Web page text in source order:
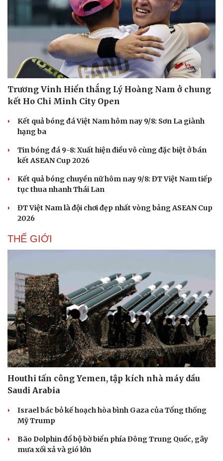
Cải chính
Trương Vinh Hiển thắng Lý Hoàng Nam ở chung
kết Ho Chi Minh City Open
Kết quả bóng đá Việt Nam hôm nay 9/8: Sơn La giành
hạng ba
Tin bóng đá 9-8: Xuất hiện điều vô cùng đặc biệt ở bán
kết ASEAN Cup 2026
Kết quả bóng chuyền nữ hôm nay 9/8: ĐT Việt Nam tiếp
tục thua nhanh Thái Lan
ĐT Việt Nam là đội chơi đẹp nhất vòng bảng ASEAN Cup
2026
THẾ GIỚI
Houthi tấn công Yemen, tập kích nhà máy dầu
Saudi Arabia
Israel bác bỏ kế hoạch hòa bình Gaza của Tổng thống
Mỹ Trump
Bão Dolphin đổ bộ bờ biển phía Đông Trung Quốc, gây
mưa xối xả và gió lớn